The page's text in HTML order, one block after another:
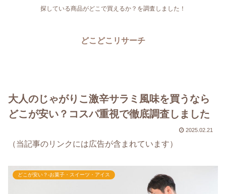
探している商品がどこで買えるか？を調査しました！
どこどこリサーチ
大人のじゃがりこ激辛サラミ風味を買うなら
どこが安い？コスパ重視で徹底調査しました
2025.02.21
（当記事のリンクには広告が含まれています）
どこが安い？-お菓子・スイーツ・アイス